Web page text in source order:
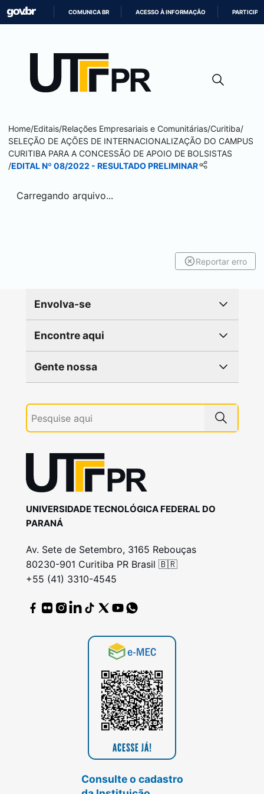
CONTEÚDO
COMUNICA BR ACESSO À INFORMAÇÃO PARTICIPE
Home/Editais/Relações Empresariais e Comunitárias/Curitiba/
SELEÇÃO DE AÇÕES DE INTERNACIONALIZAÇÃO DO CAMPUS
CURITIBA PARA A CONCESSÃO DE APOIO DE BOLSISTAS
/EDITAL Nº 08/2022 - RESULTADO PRELIMINAR
Carregando arquivo...
Reportar erro
Envolva-se
Encontre aqui
Gente nossa
UNIVERSIDADE TECNOLÓGICA FEDERAL DO
PARANÁ
Av. Sete de Setembro, 3165 Rebouças
80230-901 Curitiba PR Brasil 🇧🇷
+55 (41) 3310-4545
Consulte o cadastro